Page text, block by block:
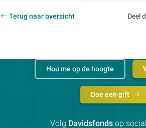
Terug naar overzicht Deel
Hou me op de hoogte
Doe een gift
Volg Davidsfondsop